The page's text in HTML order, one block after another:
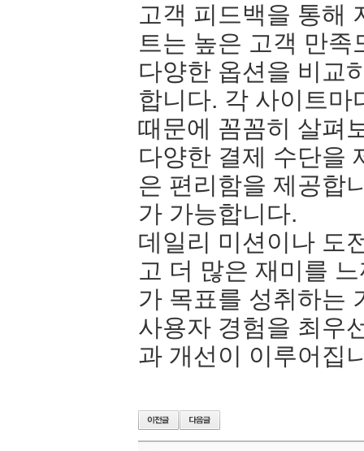
고객 피드백을 통해
트는 높은 고객 만족
다양한 옵션을 비교
합니다. 각 사이트마
때문에 꼼꼼히 살펴
다양한 결제 수단을
은 편리함을 제공합
가 가능합니다.
데일리 미션이나 도
고 더 많은 재미를
가 목표를 성취하는
사용자 경험을 최우
과 개선이 이루어집